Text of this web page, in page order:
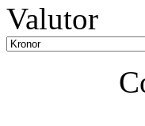
Valutor